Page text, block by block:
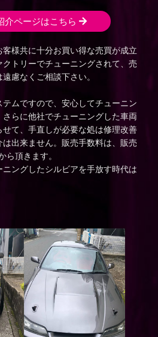
ページはこちら
様共に十分お買い得な売買が成立
クトリーでチューニングされて、売
慮なくご相談下さい。
ムですので、安心してチューニン
らに他社でチューニングした車両
て、手直しが必要な処は修理改善
は出来ません。販売手数料は、販売
ら頂きます。
ングしたシルビアを手放す時代は